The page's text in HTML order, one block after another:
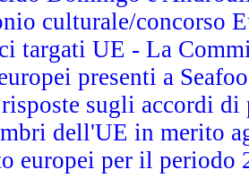
culturale/concorso
targati UE - La
presenti a
risposte sugli accordi
dell'UE in merito
europei per il periodo